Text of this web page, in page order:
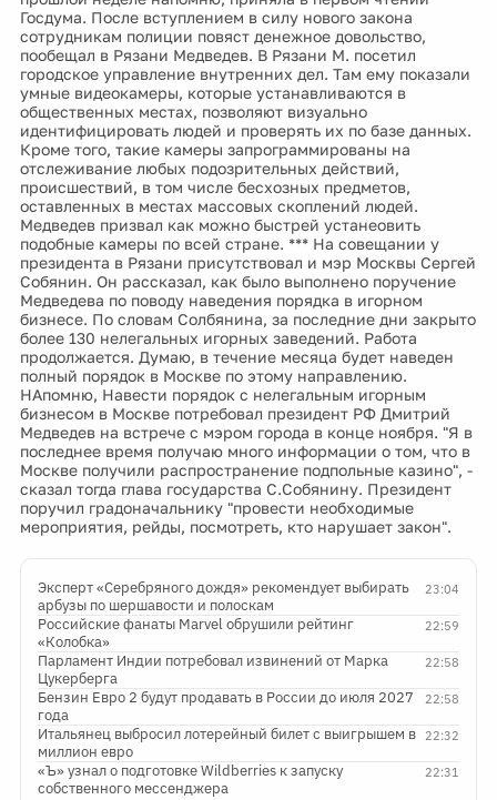
Госдума. После вступлением в силу нового закона
сотрудникам полиции повяст денежное довольство,
пообещал в Рязани Медведев. В Рязани М. посетил
городское управление внутренних дел. Там ему показали
умные видеокамеры, которые устанавливаются в
общественных местах, позволяют визуально
идентифицировать людей и проверять их по базе данных.
Кроме того, такие камеры запрограммированы на
отслеживание любых подозрительных действий,
происшествий, в том числе бесхозных предметов,
оставленных в местах массовых скоплений людей.
Медведев призвал как можно быстрей устанеовить
подобные камеры по всей стране. *** На совещании у
президента в Рязани присутствовал и мэр Москвы Сергей
Собянин. Он рассказал, как было выполнено поручение
Медведева по поводу наведения порядка в игорном
бизнесе. По словам Солбянина, за последние дни закрыто
более 130 нелегальных игорных заведений. Работа
продолжается. Думаю, в течение месяца будет наведен
полный порядок в Москве по этому направлению.
НАпомню, Навести порядок с нелегальным игорным
бизнесом в Москве потребовал президент РФ Дмитрий
Медведев на встрече с мэром города в конце ноября. "Я в
последнее время получаю много информации о том, что в
Москве получили распространение подпольные казино", -
сказал тогда глава государства С.Собянину. Президент
поручил градоначальнику "провести необходимые
мероприятия, рейды, посмотреть, кто нарушает закон".
23:04
Эксперт «Серебряного дождя» рекомендует выбирать
арбузы по шершавости и полоскам
22:59
Российские фанаты Marvel обрушили рейтинг
«Колобка»
22:58
Парламент Индии потребовал извинений от Марка
Цукерберга
22:58
Бензин Евро 2 будут продавать в России до июля 2027
года
22:32
Итальянец выбросил лотерейный билет с выигрышем в
миллион евро
22:31
«Ъ» узнал о подготовке Wildberries к запуску
собственного мессенджера